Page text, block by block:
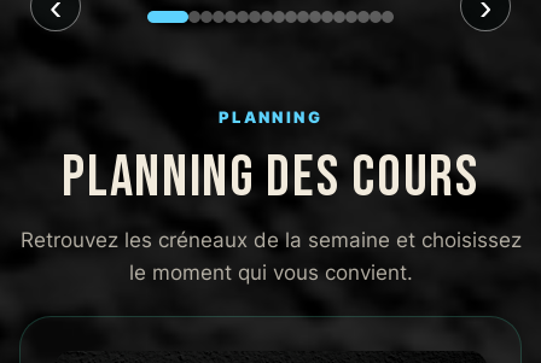
PLANNING
PLANNING DES COURS
Retrouvez les créneaux de la semaine et choisissez
le moment qui vous convient.